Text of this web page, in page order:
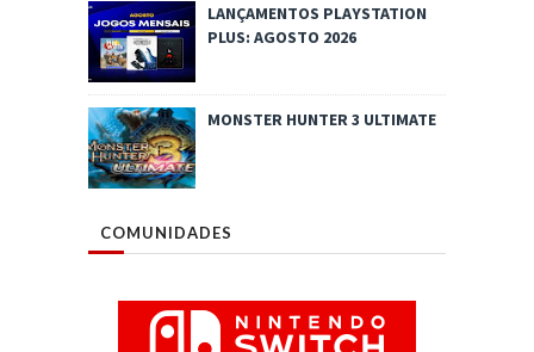
LANÇAMENTOS PLAYSTATION
PLUS: AGOSTO 2026
MONSTER HUNTER 3 ULTIMATE
COMUNIDADES